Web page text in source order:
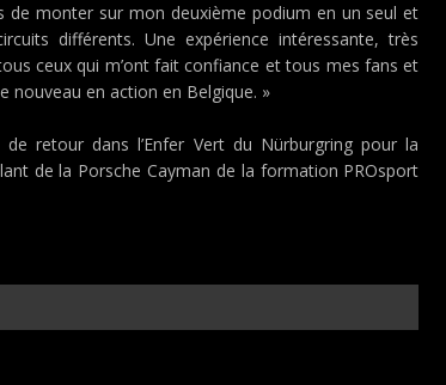
de monter sur mon deuxième podium en un seul et
différents. Une expérience intéressante, très
ceux qui m’ont fait confiance et tous mes fans et
nouveau en action en Belgique. »
retour dans l’Enfer Vert du Nürburgring pour la
de la Porsche Cayman de la formation PROsport